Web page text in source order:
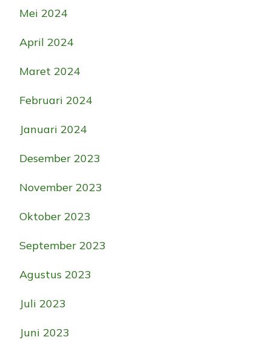
Mei 2024
April 2024
Maret 2024
Februari 2024
Januari 2024
Desember 2023
November 2023
Oktober 2023
September 2023
Agustus 2023
Juli 2023
Juni 2023